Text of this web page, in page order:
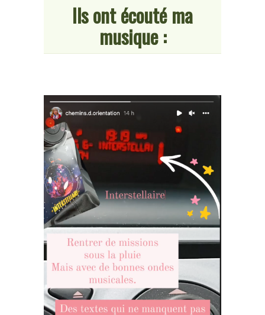
Ils ont écouté ma
musique :